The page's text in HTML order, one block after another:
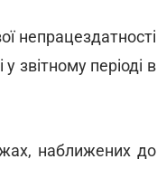
непрацездатності
звітному періоді в
наближених до